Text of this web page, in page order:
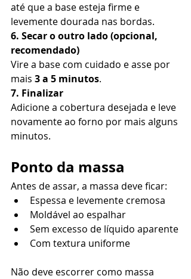
até que a base esteja firme e
levemente dourada nas bordas.
6. Secar o outro lado (opcional,
recomendado)
Vire a base com cuidado e asse por
mais 3 a 5 minutos.
7. Finalizar
Adicione a cobertura desejada e leve
novamente ao forno por mais alguns
minutos.
Ponto da massa
Antes de assar, a massa deve ficar:
Espessa e levemente cremosa
Moldável ao espalhar
Sem excesso de líquido aparente
Com textura uniforme
Não deve escorrer como massa